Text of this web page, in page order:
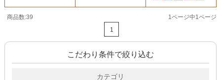
商品数:39
1ページ中1ページ
1
こだわり条件で絞り込む
カテゴリ